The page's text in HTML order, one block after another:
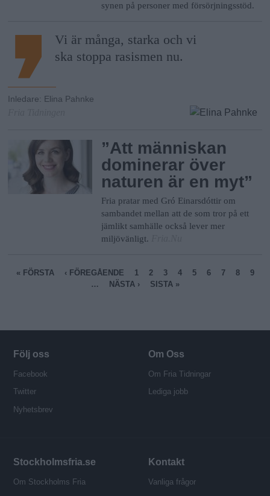
synen på personer med försörjningsstöd.
Vi är många, starka och vi
ska stoppa rasismen nu.
Inledare: Elina Pahnke
”Att människan
dominerar över
naturen är en myt”
Fria pratar med Gró Einarsdóttir om
sambandet mellan att de som tror på ett
jämlikt samhälle också lever mer
miljövänligt.
S
« FÖRSTA ‹ FÖREGÅENDE 1 2 3 4 5 6 7 8
9
…
NÄSTA › SISTA »
Följ oss
Facebook
Twitter
Nyhetsbrev
Om Oss
Om Fria Tidningar
Lediga jobb
Stockholmsfria.se
Om Stockholms Fria
Kontakt
Vanliga frågor